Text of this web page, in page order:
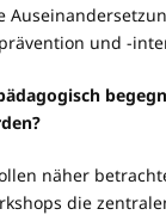
und -
näher
die